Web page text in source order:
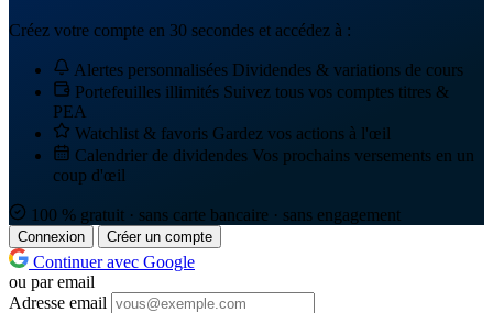
Créez votre compte en 30 secondes et accédez à :
Alertes personnalisées Dividendes & variations de cours
Portefeuilles illimités Suivez tous vos comptes titres &
PEA
Watchlist & favoris Gardez vos actions à l'œil
Calendrier de dividendes Vos prochains versements en un
coup d'œil
100 % gratuit · sans carte bancaire · sans engagement
Connexion Créer un compte
Continuer avec Google
ou par email
Adresse email